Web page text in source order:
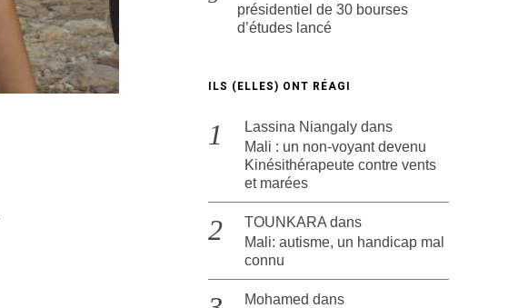
présidentiel de 30 bourses
d’études lancé
ILS (ELLES) ONT RÉAGI
Lassina Niangaly dans
Mali : un non-voyant devenu
Kinésithérapeute contre vents
et marées
TOUNKARA dans
Mali: autisme, un handicap mal
connu
Mohamed dans